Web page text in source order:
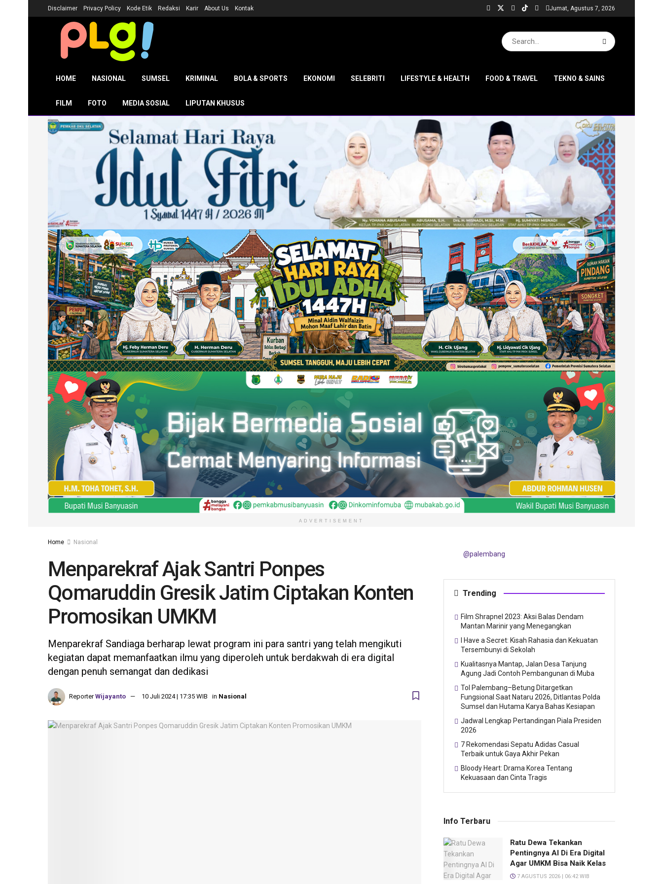
Disclaimer Privacy Policy Kode Etik Redaksi Karir About Us Kontak Jumat, Agustus 7, 2026
HOME NASIONAL SUMSEL KRIMINAL BOLA & SPORTS EKONOMI SELEBRITI LIFESTYLE & HEALTH FOOD & TRAVEL TEKNO & SAINS
FILM FOTO MEDIA SOSIAL LIPUTAN KHUSUS
ADVERTISEMENT
Home Nasional
Menparekraf Ajak Santri Ponpes
Qomaruddin Gresik Jatim Ciptakan Konten
Promosikan UMKM
Menparekraf Sandiaga berharap lewat program ini para santri yang telah mengikuti
kegiatan dapat memanfaatkan ilmu yang diperoleh untuk berdakwah di era digital
dengan penuh semangat dan dedikasi
Reporter Wijayanto 10 Juli 2024 | 17:35 WIB in Nasional
@palembang
Trending
Film Shrapnel 2023: Aksi Balas Dendam
Mantan Marinir yang Menegangkan
I Have a Secret: Kisah Rahasia dan Kekuatan
Tersembunyi di Sekolah
Kualitasnya Mantap, Jalan Desa Tanjung
Agung Jadi Contoh Pembangunan di Muba
Tol Palembang–Betung Ditargetkan
Fungsional Saat Nataru 2026, Ditlantas Polda
Sumsel dan Hutama Karya Bahas Kesiapan
Jadwal Lengkap Pertandingan Piala Presiden
2026
7 Rekomendasi Sepatu Adidas Casual
Terbaik untuk Gaya Akhir Pekan
Bloody Heart: Drama Korea Tentang
Kekuasaan dan Cinta Tragis
Info Terbaru
Ratu Dewa Tekankan
Pentingnya AI Di Era Digital
Agar UMKM Bisa Naik Kelas
7 AGUSTUS 2026 | 06:42 WIB